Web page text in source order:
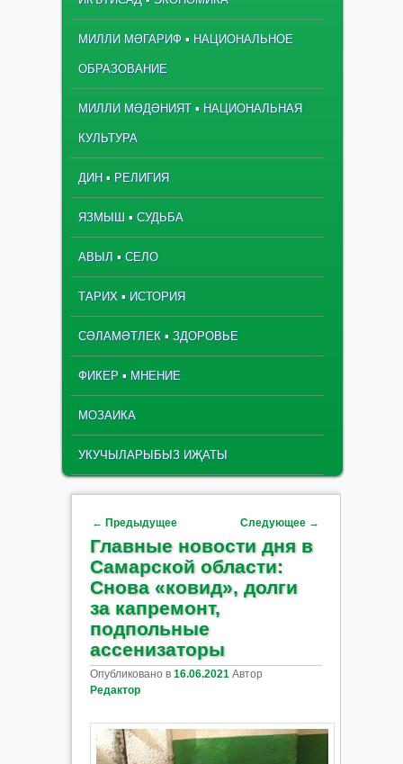
МИЛЛИ МӘГАРИФ ▪ НАЦИОНАЛЬНОЕ
ОБРАЗОВАНИЕ
МИЛЛИ МӘДӘНИЯТ ▪ НАЦИОНАЛЬНАЯ
КУЛЬТУРА
ДИН ▪ РЕЛИГИЯ
ЯЗМЫШ ▪ СУДЬБА
АВЫЛ ▪ СЕЛО
ТАРИХ ▪ ИСТОРИЯ
СӘЛАМӘТЛЕК ▪ ЗДОРОВЬЕ
ФИКЕР ▪ МНЕНИЕ
МОЗАИКА
УКУЧЫЛАРЫБЫЗ ИҖАТЫ
Навигация по записям
← Предыдущее Следующее →
Главные новости дня в
Самарской области:
Снова «ковид», долги
за капремонт,
подпольные
ассенизаторы
Опубликовано в 16.06.2021 Автор
Редактор